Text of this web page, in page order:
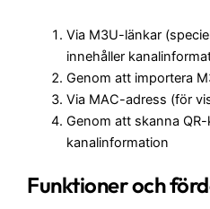
Via M3U-länkar
innehåller
Genom att importera
Via MAC-adress (för
Genom att skanna
kanalinformation
Funktioner och